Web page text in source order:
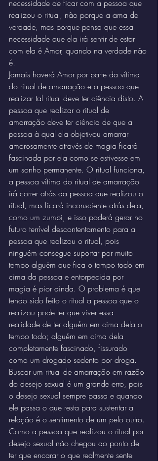
necessidade de ficar com a pessoa que
realizou o ritual, não porque a ama de
verdade, mas porque pensa que essa
necessidade que ela irá sentir de estar
com ela é Amor, quando na verdade não
é.
Jamais haverá Amor por parte da vítima
do ritual de amarração e a pessoa que
realizar tal ritual deve ter ciência disto. A
pessoa que realizar o ritual de
amarração deve ter ciência de que a
pessoa à qual ela objetivou amarrar
amorosamente através de magia ficará
fascinada por ela como se estivesse em
um sonho permanente. O ritual funciona,
a pessoa vítima do ritual de amarração
irá correr atrás da pessoa que realizou o
ritual, mas ficará inconsciente atrás dela,
como um zumbi, e isso poderá gerar no
futuro terrível descontentamento para a
pessoa que realizou o ritual, pois
ninguém consegue suportar por muito
tempo alguém que fica o tempo todo em
cima da pessoa e entorpecida por
magia é pior ainda. O problema é que
tendo sido feito o ritual a pessoa que o
realizou pode ter que viver essa
realidade de ter alguém em cima dela o
tempo todo; alguém em cima dela
completamente fascinado, fissurado
como um drogado sedento por droga.
Buscar um ritual de amarração em razão
do desejo sexual é um grande erro, pois
o desejo sexual sempre passa e quando
ele passa o que resta para sustentar a
relação é o sentimento de um pelo outro.
Como a pessoa que realizou o ritual por
desejo sexual não chegou ao ponto de
ter que encarar o que realmente sente